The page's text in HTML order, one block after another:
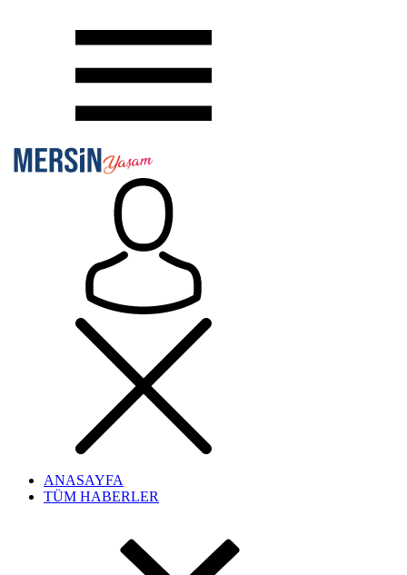
ANASAYFA
TÜM HABERLER